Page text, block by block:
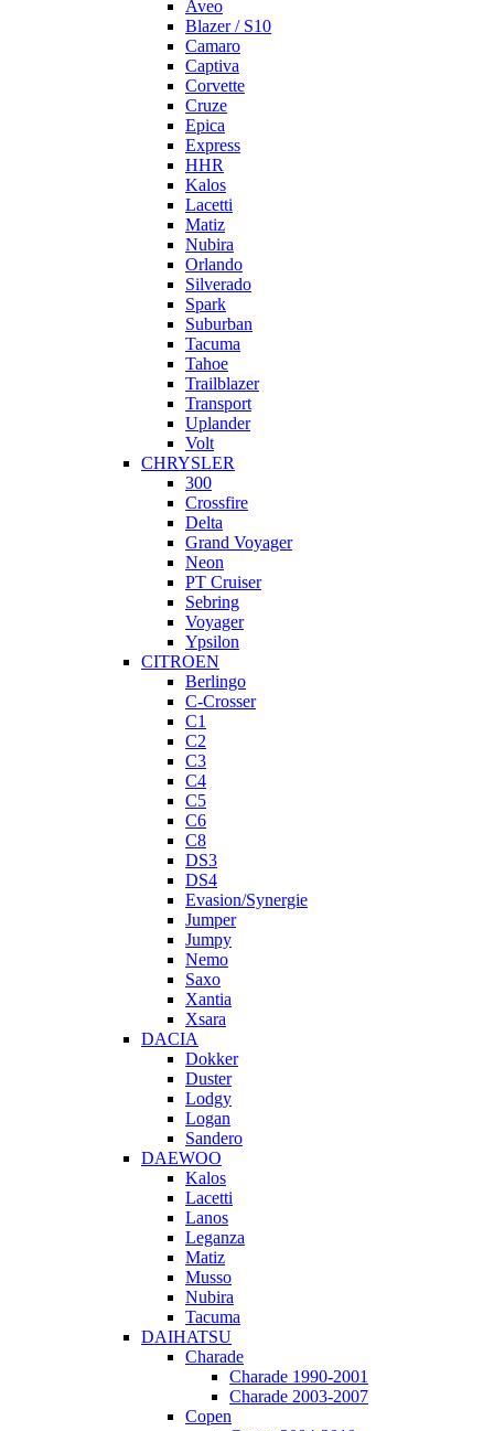
Aveo
Blazer / S10
Camaro
Captiva
Corvette
Cruze
Epica
Express
HHR
Kalos
Lacetti
Matiz
Nubira
Orlando
Silverado
Spark
Suburban
Tacuma
Tahoe
Trailblazer
Transport
Uplander
Volt
CHRYSLER
300
Crossfire
Delta
Grand Voyager
Neon
PT Cruiser
Sebring
Voyager
Ypsilon
CITROEN
Berlingo
C-Crosser
C1
C2
C3
C4
C5
C6
C8
DS3
DS4
Evasion/Synergie
Jumper
Jumpy
Nemo
Saxo
Xantia
Xsara
DACIA
Dokker
Duster
Lodgy
Logan
Sandero
DAEWOO
Kalos
Lacetti
Lanos
Leganza
Matiz
Musso
Nubira
Tacuma
DAIHATSU
Charade
Charade 1990-2001
Charade 2003-2007
Copen